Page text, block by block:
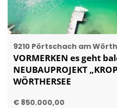
9210 Pörtschach am
VORMERKEN es geht
NEUBAUPROJEKT
WÖRTHERSEE
€ 850.000,00